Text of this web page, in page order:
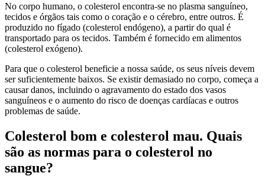
No corpo humano, o colesterol encontra-se no plasma sanguíneo,
tecidos e órgãos tais como o coração e o cérebro, entre outros. É
produzido no fígado (colesterol endógeno), a partir do qual é
transportado para os tecidos. Também é fornecido em alimentos
(colesterol exógeno).
Para que o colesterol beneficie a nossa saúde, os seus níveis devem
ser suficientemente baixos. Se existir demasiado no corpo, começa a
causar danos, incluindo o agravamento do estado dos vasos
sanguíneos e o aumento do risco de doenças cardíacas e outros
problemas de saúde.
Colesterol bom e colesterol mau. Quais
são as normas para o colesterol no
sangue?